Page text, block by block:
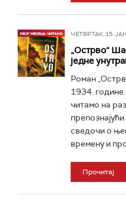
ЧЕТВРТАК, 15.
„Острво“
једне
Роман
1934.
читамо на
сведочи о
времену и
Прочитај